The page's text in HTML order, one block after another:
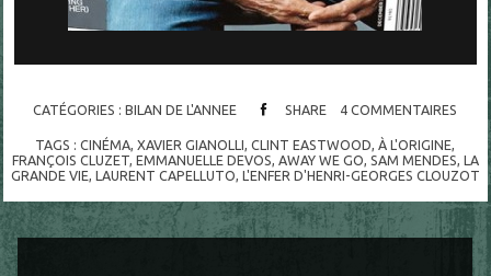
CATÉGORIES : BILAN DE L'ANNEE SHARE 4 COMMENTAIRES
TAGS :CINÉMA,XAVIER GIANOLLI,CLINT EASTWOOD,À L'ORIGINE,
FRANÇOIS CLUZET, EMMANUELLE DEVOS, AWAY WE GO, SAM MENDES, LA
GRANDE VIE, LAURENT CAPELLUTO, L'ENFER D'HENRI-GEORGES CLOUZOT